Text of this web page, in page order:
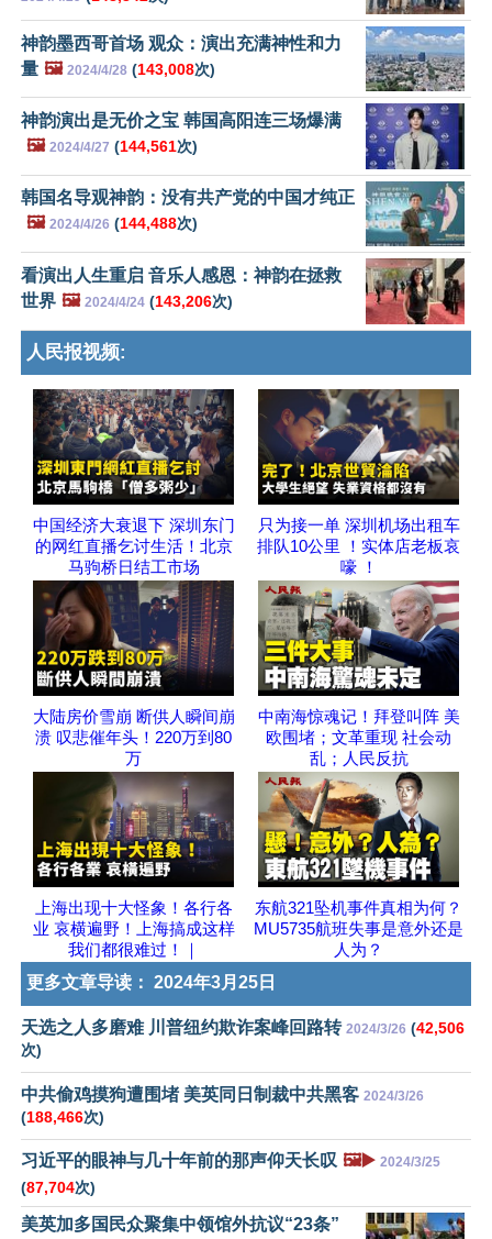
神韵墨西哥首场 观众：演出充满神性和力
量 🖼️ 2024/4/28 (143,008次)
神韵演出是无价之宝 韩国高阳连三场爆满
🖼️ 2024/4/27 (144,561次)
韩国名导观神韵：没有共产党的中国才纯正
🖼️ 2024/4/26 (144,488次)
看演出人生重启 音乐人感恩：神韵在拯救
世界 🖼️ 2024/4/24 (143,206次)
人民报视频:
中国经济大衰退下 深圳东门
的网红直播乞讨生活！北京
马驹桥日结工市场
只为接一单 深圳机场出租车
排队10公里 ！实体店老板哀
嚎 ！
大陆房价雪崩 断供人瞬间崩
溃 叹悲催年头！220万到80
万
中南海惊魂记！拜登叫阵 美
欧围堵；文革重现 社会动
乱；人民反抗
上海出现十大怪象！各行各
业 哀横遍野！上海搞成这样
我们都很难过！｜
东航321坠机事件真相为何？
MU5735航班失事是意外还是
人为？
更多文章导读： 2024年3月25日
天选之人多磨难 川普纽约欺诈案峰回路转 2024/3/26 (42,506
次)
中共偷鸡摸狗遭围堵 美英同日制裁中共黑客 2024/3/26
(188,466次)
习近平的眼神与几十年前的那声仰天长叹 🖼️▶️ 2024/3/25
(87,704次)
美英加多国民众聚集中领馆外抗议“23条”